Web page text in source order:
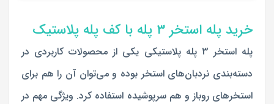
خرید پله استخر 3 پله با کف پله پلاستیک
پله استخر 3 پله پلاستیکی یکی از محصولات کاربردی در
دسته‌بندی نردبان‌های استخر بوده و می‌توان آن را هم برای
استخرهای روباز و هم سرپوشیده استفاده کرد. ویژگی مهم در